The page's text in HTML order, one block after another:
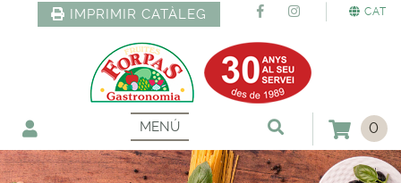
CAT
IMPRIMIR CATÀLEG
MENÚ 0